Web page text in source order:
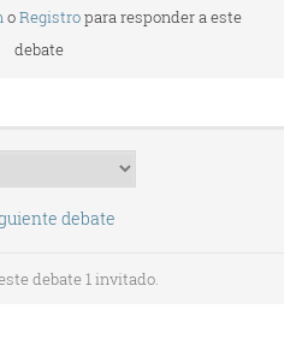
oRegistropara responder a este
debate
debate
debate 1 invitado.